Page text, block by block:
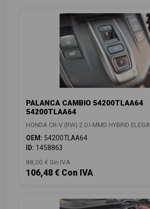
PALANCA CAMBIO 54200TLAA64
54200TLAA64
HONDA CR-V (RW) 2.0 I-MMD HYBRID
OEM: 54200TLAA64
ID: 1458863
88,00 € Sin IVA
106,48 € Con IVA